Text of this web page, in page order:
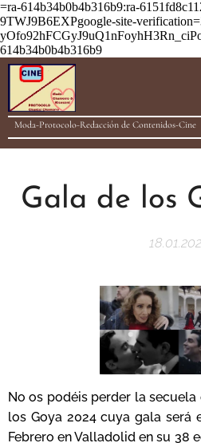
=ra-614b34b0b4b316b9:ra-
9TWJ9B6EXPgoogle-site-
614b34b0b4b316b9
Moda-Protocolo-Redacción de Contenidos-Cine
Gala de los
No os podéis perder la
los Goya 2024 cuya gala será
Febrero en Valladolid en su 38